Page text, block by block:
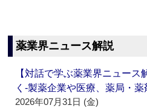
薬業界ニュース解説
【対話で学ぶ薬業界ニュー
く‐製薬企業や医療、薬局・
2026年07月31日 (金)